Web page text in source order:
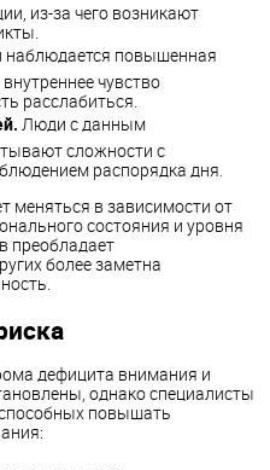
из-за чего возникают
наблюдается повышенная
чувство
расслабиться.
Люди с данным
сложности с
распорядка дня.
в зависимости от
состояния и уровня
преобладает
более заметна
дефицита внимания и
однако специалисты
повышать